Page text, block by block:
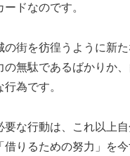
ドなのです。
の街を彷徨うように新
の無駄であるばかりか
為です。
要な行動は、これ以上
借りるための努力」を